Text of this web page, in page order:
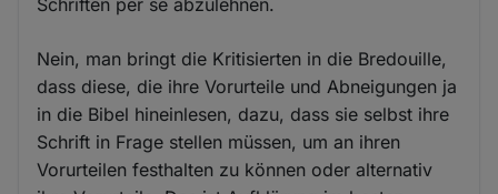
Nein, man bringt die Kritisierten in die Bredouille,
dass diese, die ihre Vorurteile und Abneigungen ja
in die Bibel hineinlesen, dazu, dass sie selbst ihre
Schrift in Frage stellen müssen, um an ihren
Vorurteilen festhalten zu können oder alternativ